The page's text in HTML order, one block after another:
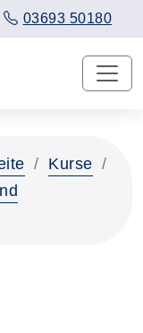
03693 50180
Kurse